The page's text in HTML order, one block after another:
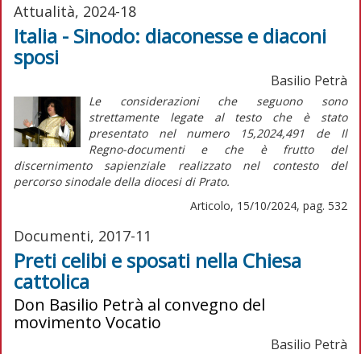
Attualità, 2024-18
Italia - Sinodo: diaconesse e diaconi
sposi
Basilio Petrà
Le considerazioni che seguono sono
strettamente legate al testo che è stato
presentato nel numero 15,2024,491 de Il
Regno-documenti e che è frutto del
discernimento sapienziale realizzato nel contesto del
percorso sinodale della diocesi di Prato.
Articolo, 15/10/2024, pag. 532
Documenti, 2017-11
Preti celibi e sposati nella Chiesa
cattolica
Don Basilio Petrà al convegno del
movimento Vocatio
Basilio Petrà